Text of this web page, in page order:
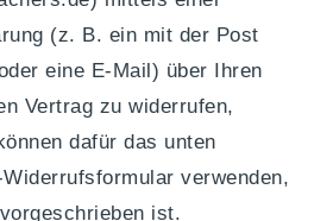
(z. B. ein mit der Post
eine E-Mail) über Ihren
Vertrag zu widerrufen,
dafür das unten
verwenden,
ist.